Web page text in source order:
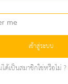
me
เข้าสู่ระบบ
ด้เป็นสมาชิกใช่หรือไม่ ?